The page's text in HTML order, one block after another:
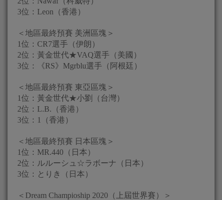
3位：Leon（香港）
＜地區最終預賽 美洲區塊＞
1位：CR7選手（伊朗）
2位：黃金世代★VAQ選手（美國）
3位：《RS》Mgrblu選手（阿根廷）
＜地區最終預賽 東亞區塊＞
1位：黃金世代★小劉（台灣）
2位：L.B.（香港）
3位：1（香港）
＜地區最終預賽 日本區塊＞
1位：MR.440（日本）
2位：ルルーシュ☆ラボーナ（日本）
3位：とりき（日本）
＜Dream Champioship 2020（上屆世界賽）＞